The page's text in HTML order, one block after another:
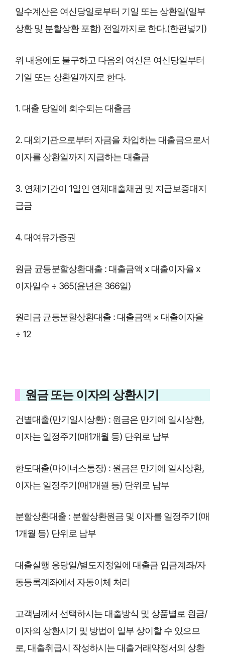
일수계산은 여신당일로부터 기일 또는 상환일(일부
상환 및 분할상환 포함) 전일까지로 한다.(한편넣기)
위 내용에도 불구하고 다음의 여신은 여신당일부터
기일 또는 상환일까지로 한다.
1. 대출 당일에 회수되는 대출금
2. 대외기관으로부터 자금을 차입하는 대출금으로서
이자를 상환일까지 지급하는 대출금
3. 연체기간이 1일인 연체대출채권 및 지급보증대지
급금
4. 대여유가증권
원금 균등분할상환대출 : 대출금액 x 대출이자율 x
이자일수 ÷ 365(윤년은 366일)
원리금 균등분할상환대출 : 대출금액 × 대출이자율
÷ 12
원금 또는 이자의 상환시기
건별대출(만기일시상환) : 원금은 만기에 일시상환,
이자는 일정주기(매1개월 등) 단위로 납부
한도대출(마이너스통장) : 원금은 만기에 일시상환,
이자는 일정주기(매1개월 등) 단위로 납부
분할상환대출 : 분할상환원금 및 이자를 일정주기(매
1개월 등) 단위로 납부
대출실행 응당일/별도지정일에 대출금 입금계좌/자
동등록계좌에서 자동이체 처리
고객님께서 선택하시는 대출방식 및 상품별로 원금/
이자의 상환시기 및 방법이 일부 상이할 수 있으므
로, 대출취급시 작성하시는 대출거래약정서의 상환